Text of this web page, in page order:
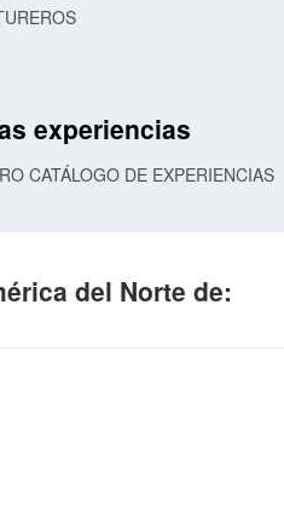
experiencias
CATÁLOGO DE EXPERIENCIAS
del Norte de: